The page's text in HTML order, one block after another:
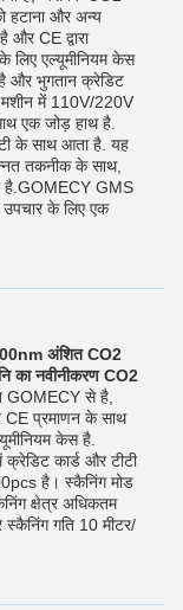
हटाना और अन्य
और CE द्वारा
लिए एल्यूमीनियम केस
और भुगतान क्रेडिट
में 110V/220V
एक जोड़ हाथ है.
के साथ आता है. यह
तकनीक के साथ,
है.GOMECY GMS
के लिए एक
अंशित CO2
का नवीनीकरण CO2
GOMECY से है,
प्रमाणन के साथ
केस है.
कार्ड और टीटी
है। स्कैनिंग मोड
क्षेत्र अधिकतम
स्कैनिंग गति 10 मीटर/